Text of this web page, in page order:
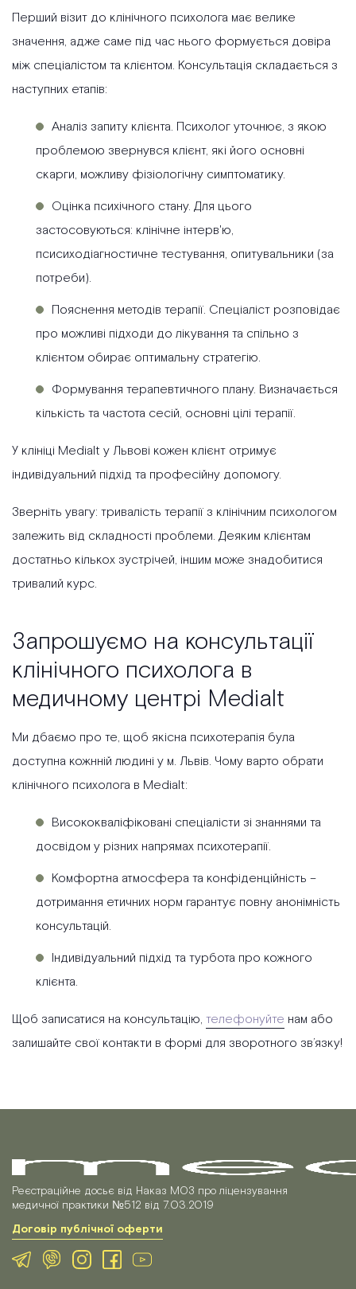
Перший візит до клінічного психолога має велике
значення, адже саме під час нього формується довіра
між спеціалістом та клієнтом. Консультація складається з
наступних етапів:
Аналіз запиту клієнта. Психолог уточнює, з якою
проблемою звернувся клієнт, які його основні
скарги, можливу фізіологічну симптоматику.
Оцінка психічного стану. Для цього
застосовуються: клінічне інтерв'ю,
псисиходіагностичне тестування, опитувальники (за
потреби).
Пояснення методів терапії. Спеціаліст розповідає
про можливі підходи до лікування та спільно з
клієнтом обирає оптимальну стратегію.
Формування терапевтичного плану. Визначається
кількість та частота сесій, основні цілі терапії.
У клініці Medialt у Львові кожен клієнт отримує
індивідуальний підхід та професійну допомогу.
Зверніть увагу: тривалість терапії з клінічним психологом
залежить від складності проблеми. Деяким клієнтам
достатньо кількох зустрічей, іншим може знадобитися
тривалий курс.
Запрошуємо на консультації
клінічного психолога в
медичному центрі Medialt
Ми дбаємо про те, щоб якісна психотерапія була
доступна кожнній людині у м. Львів. Чому варто обрати
клінічного психолога в Medialt:
Висококваліфіковані спеціалісти зі знаннями та
досвідом у різних напрямах психотерапії.
Комфортна атмосфера та конфіденційність –
дотримання етичних норм гарантує повну анонімність
консультацій.
Індивідуальний підхід та турбота про кожного
клієнта.
Щоб записатися на консультацію, телефонуйте нам або
залишайте свої контакти в формі для зворотного зв’язку!
Реєстраційне досьє від Наказ МОЗ про ліцензування
медичної практики №512 від 7.03.2019
Договір публічної оферти